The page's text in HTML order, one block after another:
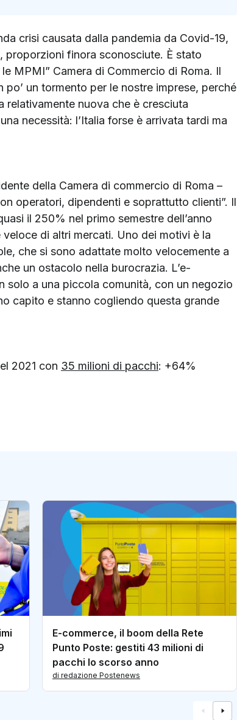
crisi causata dalla pandemia da Covid-19,
proporzioni finora sconosciute. È stato
MPMI” Camera di Commercio di Roma. Il
po’ un tormento per le nostre imprese, perché
relativamente nuova che è cresciuta
necessità: l’Italia forse è arrivata tardi ma
della Camera di commercio di Roma –
operatori, dipendenti e soprattutto clienti”. Il
il 250% nel primo semestre dell’anno
di altri mercati. Uno dei motivi è la
che si sono adattate molto velocemente a
un ostacolo nella burocrazia. L’e-
solo a una piccola comunità, con un negozio
capito e stanno cogliendo questa grande
2021 con 35 milioni di pacchi: +64%
E-commerce, il boom della Rete
Punto Poste: gestiti 43 milioni di
pacchi lo scorso anno
di redazione Postenews